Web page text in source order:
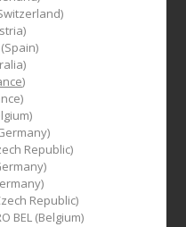
Republic)
Republic)
BEL (Belgium)